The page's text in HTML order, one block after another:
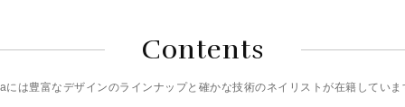
Contents
には豊富なデザインのラインナップと確かな技術のネイリストが在籍していま